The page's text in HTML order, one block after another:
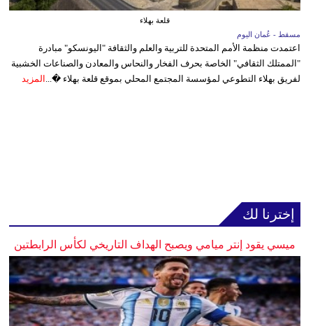
قلعة بهلاء
مسقط - عُمان اليوم
اعتمدت منظمة الأمم المتحدة للتربية والعلم والثقافة "اليونسكو" مبادرة
"الممتلك الثقافي" الخاصة بحرف الفخار والنحاس والمعادن والصناعات الخشبية
لفريق بهلاء التطوعي لمؤسسة المجتمع المحلي بموقع قلعة بهلاء �... المزيد
إخترنا لك
ميسي يقود إنتر ميامي ويصبح الهداف التاريخي لكأس الرابطتين